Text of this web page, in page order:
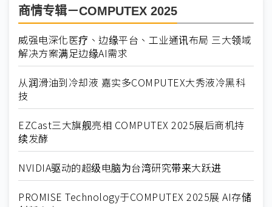
商情专辑－COMPUTEX 2025
威强电深化医疗、边缘平台、工业通讯布局 三大领域
解决方案满足边缘AI需求
从润滑油到冷却液 嘉实多COMPUTEX大秀液冷黑科
技
EZCast三大旗舰亮相 COMPUTEX 2025展后商机持
续发酵
NVIDIA驱动的超级电脑为台湾研究带来大跃进
PROMISE Technology于COMPUTEX 2025展 AI存储